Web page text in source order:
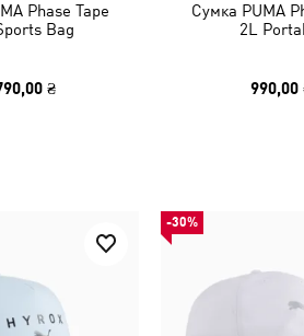
Phase Tape
Bag
₴
Сумка PUMA
2L
990,00
-30%